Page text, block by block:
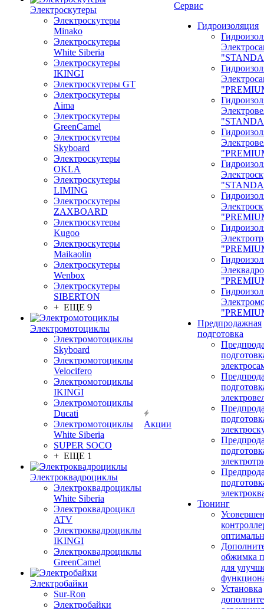
Электроскутеры
Электроскутеры
Minako
Электроскутеры
White Siberia
Электроскутеры
IKINGI
Электроскутеры GT
Электроскутеры
Aima
Электроскутеры
GreenCamel
Электроскутеры
Skyboard
Электроскутеры
OKLA
Электроскутеры
LIMING
Электроскутеры
ZAXBOARD
Электроскутеры
Kugoo
Электроскутеры
Maikaolin
Электроскутеры
Wenbox
Электроскутеры
SIBERTON
+ ЕЩЕ 9
Электромотоциклы
Электромотоциклы
Skyboard
Электромотоциклы
Velocifero
Электромотоциклы
IKINGI
Электромотоциклы
Ducati
Электромотоциклы
White Siberia
SUPER SOCO
+ ЕЩЕ 1
Электроквадроциклы
Электроквадроциклы
White Siberia
Электроквадроцикл
ATV
Электроквадроциклы
IKINGI
Электроквадроциклы
GreenCamel
Электробайки
Sur-Ron
Электробайки
Акции
Сервис
Гидроизоляция
Предпродажная
подготовка
Тюнинг
обжимка
для
Установка